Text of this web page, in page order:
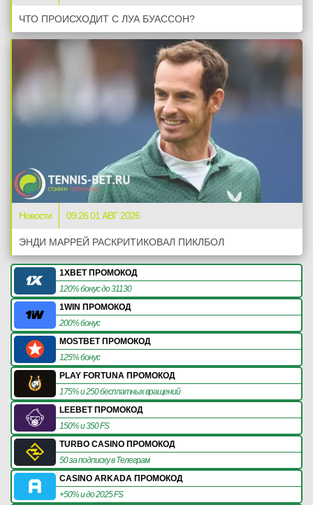
ЧТО ПРОИСХОДИТ С ЛУА БУАССОН?
Новости 09:26 01 АВГ 2026
ЭНДИ МАРРЕЙ РАСКРИТИКОВАЛ ПИКЛБОЛ
1XBET ПРОМОКОД
120% бонус до 31130
1WIN ПРОМОКОД
200% бонус
MOSTBET ПРОМОКОД
125% бонус
PLAY FORTUNA ПРОМОКОД
175% и 250 бесплатных вращений
LEEBET ПРОМОКОД
150% и 350 FS
TURBO CASINO ПРОМОКОД
50 за подписку в Телеграм
CASINO ARKADA ПРОМОКОД
+50% и до 2025 FS